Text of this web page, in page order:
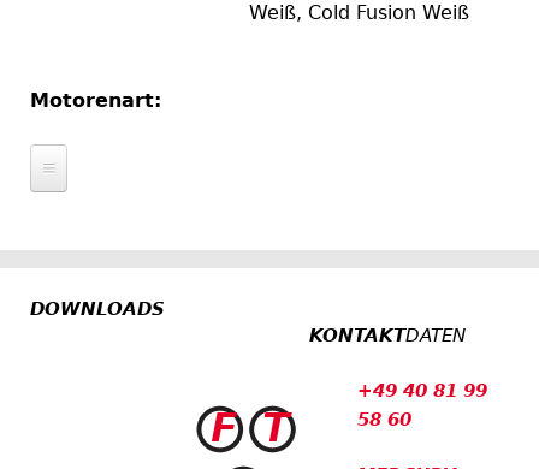
Weiß, Cold Fusion Weiß
Motorenart:
Motoren
Dieselmotoren
Antriebe
DOWNLOADS
KONTAKTDATEN
+49 40 81 99
58 60